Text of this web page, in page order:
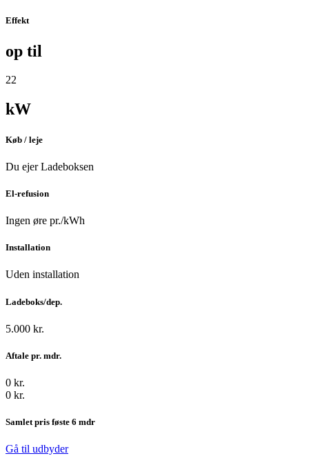
Effekt
op til
22
kW
Køb / leje
Du ejer Ladeboksen
El-refusion
Ingen øre pr./kWh
Installation
Uden installation
Ladeboks/dep.
5.000 kr.
Aftale pr. mdr.
0 kr.
0 kr.
Samlet pris føste 6 mdr
Gå til udbyder